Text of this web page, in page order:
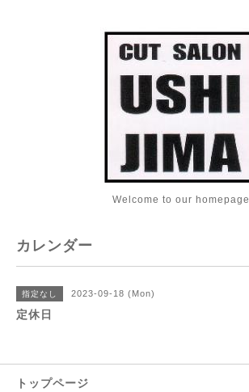
Welcome to our homepage
カレンダー
指定なし 2023-09-18 (Mon)
定休日
トップページ